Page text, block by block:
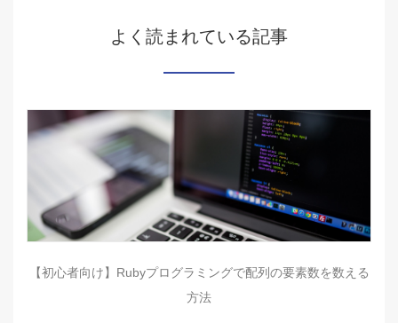
よく読まれている記事
【初心者向け】Rubyプログラミングで配列の要素数を数える
方法